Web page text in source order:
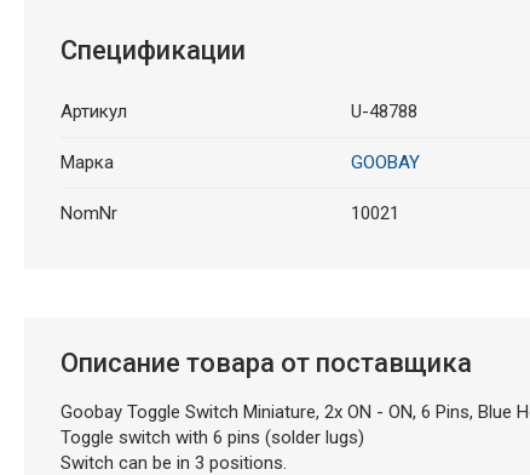
Спецификации
Артикул U-48788
Марка GOOBAY
NomNr 10021
Описание товара от поставщика
Goobay Toggle Switch Miniature, 2x ON - ON, 6 Pins,
Toggle switch with 6 pins (solder lugs)
Switch can be in 3 positions.